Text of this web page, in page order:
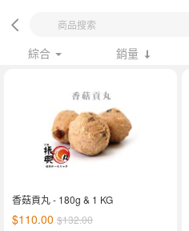
綜合 銷量
香菇貢丸 - 180g & 1 KG
$110.00 $132.00